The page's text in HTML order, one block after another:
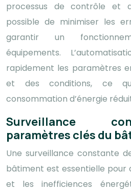
processus de contrôle et
possible de minimiser les
garantir un
équipements.
rapidement les paramètres
et des conditions, ce
consommation d’énergie
Surveillance
paramètres clés du
Une surveillance constante
bâtiment est essentielle pour
et les inefficiences